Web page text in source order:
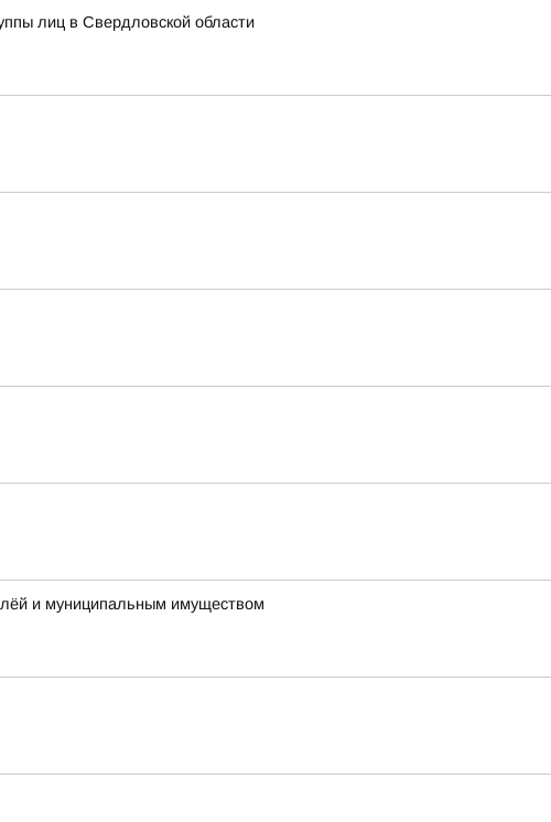
лиц в Свердловской области
и муниципальным имуществом